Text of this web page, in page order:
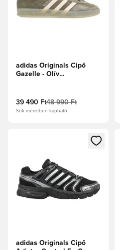
adidas Originals Cipő
Gazelle - Olív
39 490 Ft48 990 Ft
Sok méretben kapható
Megnyit egy modált a
adidas Originals Cipő